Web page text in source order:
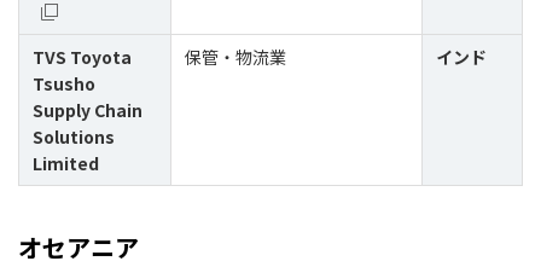
TVS Toyota
Tsusho
Supply Chain
Solutions
Limited
保管・物流業 インド
オセアニア